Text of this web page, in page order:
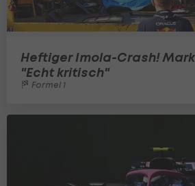
Heftiger Imola-Crash!
"Echt kritisch"
Formel 1